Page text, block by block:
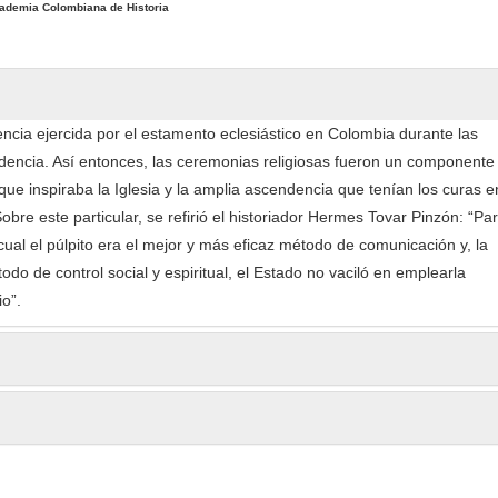
Colombiana de Historia
ejercida por el estamento eclesiástico en Colombia durante las
Así entonces, las ceremonias religiosas fueron un componente
inspiraba la Iglesia y la amplia ascendencia que tenían los curas
este particular, se refirió el historiador Hermes Tovar Pinzón:
el púlpito era el mejor y más eficaz método de comunicación y, la
de control social y espiritual, el Estado no vaciló en emplearla